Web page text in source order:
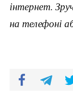
інтернет.
на телефоні